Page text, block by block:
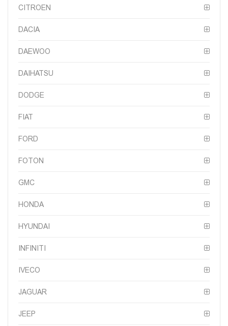
CITROEN
DACIA
DAEWOO
DAIHATSU
DODGE
FIAT
FORD
FOTON
GMC
HONDA
HYUNDAI
INFINITI
IVECO
JAGUAR
JEEP